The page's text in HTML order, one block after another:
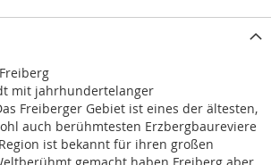
mit jahrhundertelanger
Freiberger Gebiet ist eines der ältesten,
auch berühmtesten Erzbergbaureviere
ist bekannt für ihren großen